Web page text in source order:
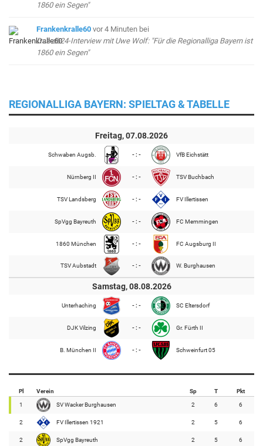
1860 ein Segen"
Frankenkralle60 vor 4 Minuten bei
Das db24-Interview mit Uwe Wolf: "Für die Regionalliga Bayern ist
1860 ein Segen"
REGIONALLIGA BAYERN: SPIELTAG & TABELLE
Freitag, 07.08.2026
Schwaben Augsb. - : - VfB Eichstätt
Nürnberg II - : - TSV Buchbach
TSV Landsberg - : - FV Illertissen
SpVgg Bayreuth - : - FC Memmingen
1860 München - : - FC Augsburg II
TSV Aubstadt - : - W. Burghausen
Samstag, 08.08.2026
Unterhaching - : - SC Eltersdorf
DJK Vilzing - : - Gr. Fürth II
B. München II - : - Schweinfurt 05
Pl Verein Sp T Pkt
1 SV Wacker Burghausen 2 6 6
2 FV Illertissen 1921 2 5 6
2 SpVgg Bayreuth 2 5 6